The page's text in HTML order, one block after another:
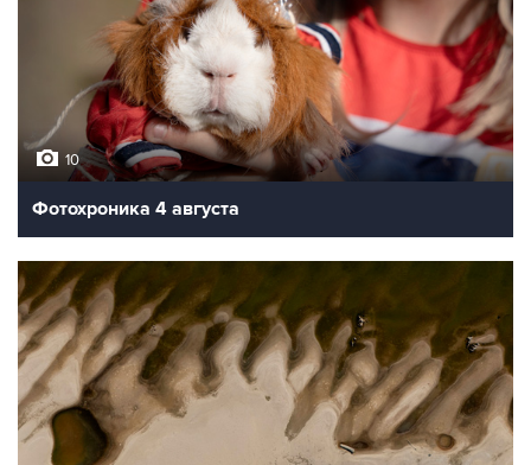
10
Фотохроника 4 августа